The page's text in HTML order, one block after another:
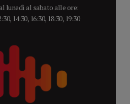
lunedì al sabato alle ore:
14:30, 16:30, 18:30, 19:30